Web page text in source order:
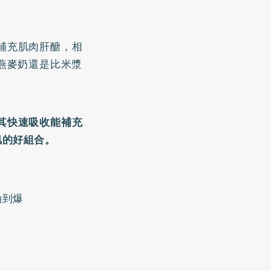
充肌肉肝醣，相
麥奶還是比米漿
快速吸收能補充
好組合。
爆